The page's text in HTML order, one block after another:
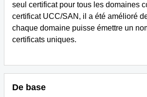
seul certificat pour tous les domaines
certificat UCC/SAN, il a été amélioré
chaque domaine puisse émettre un
certificats uniques.
De base